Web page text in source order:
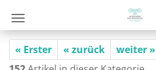
« Erster « zurück weiter »